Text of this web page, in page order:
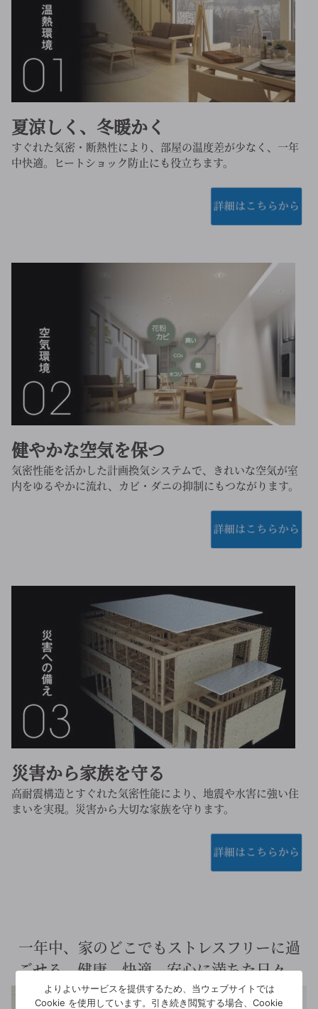
夏涼しく、冬暖かく
すぐれた気密・断熱性により、部屋の温度差が少なく、一年
中快適。ヒートショック防止にも役立ちます。
健やかな空気を保つ
気密性能を活かした計画換気システムで、きれいな空気が室
内をゆるやかに流れ、カビ・ダニの抑制にもつながります。
災害から家族を守る
高耐震構造とすぐれた気密性能により、地震や水害に強い住
まいを実現。災害から大切な家族を守ります。
一年中、家のどこでもストレスフリーに過
ごせる、健康、快適、安心に満ちた日々。
よりよいサービスを提供するため、当ウェブサイトでは
Cookie を使用しています。引き続き閲覧する場合、Cookie